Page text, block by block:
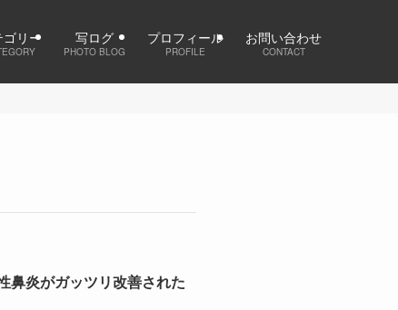
ゴリー 写ログ
PHOTO BLOG
プロフィール
PROFILE
お問い合わせ
CONTACT
鼻炎がガッツリ改善された